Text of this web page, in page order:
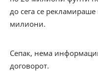
до сега се
милиони.
Сепак, нема
договорот.